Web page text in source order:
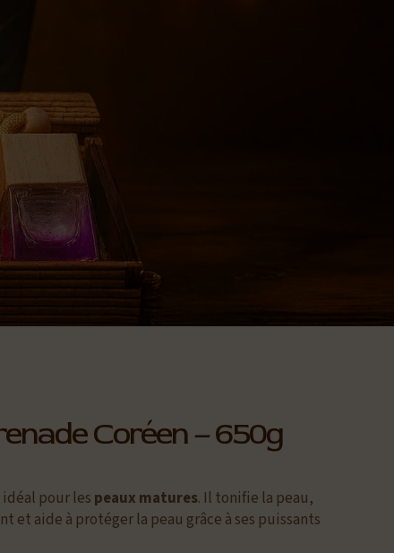
Coréen – 650g
idéal pour les peaux matures. Il tonifie la peau,
et aide à protéger la peau grâce à ses puissants